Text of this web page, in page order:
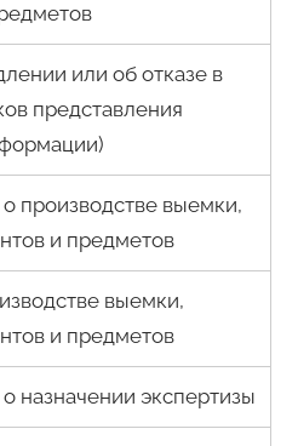
или об отказе в
представления
производстве выемки,
и предметов
выемки,
и предметов
назначении экспертизы